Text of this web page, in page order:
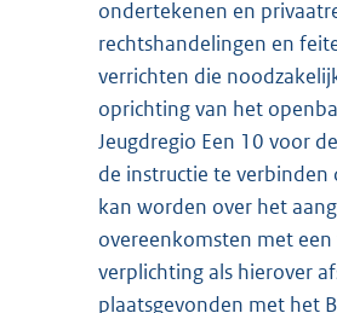
ondertekenen en
rechtshandelingen en
verrichten die
oprichting van het
Jeugdregio Een 10 voor
de instructie te verbinden
kan worden over het
overeenkomsten met
verplichting als hierover
plaatsgevonden met het